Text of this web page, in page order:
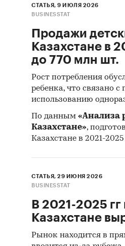
СТАТЬЯ, 9 ИЮЛЯ 2026
BUSINESSTAT
Продажи
Казахстане в
до 770 млн шт.
Рост потребления
ребенка, что связано
использованию
По данным «Анализа
Казахстане»,
Казахстане в 2021-
СТАТЬЯ, 29 ИЮНЯ 2026
BUSINESSTAT
В 2021-2025
Казахстане
Рынок находится в